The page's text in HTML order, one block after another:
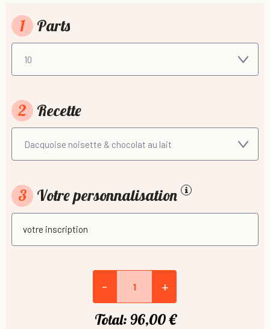
1 Parts
2 Recette
3 Votre personnalisation
- +
Total: 96,00 €